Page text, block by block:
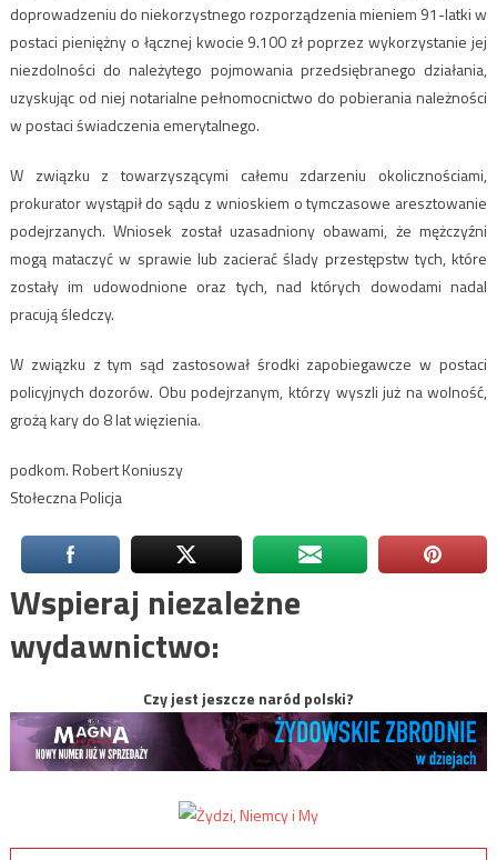
doprowadzeniu do niekorzystnego rozporządzenia mieniem 91-latki w
postaci pieniężny o łącznej kwocie 9.100 zł poprzez wykorzystanie jej
niezdolności do należytego pojmowania przedsiębranego działania,
uzyskując od niej notarialne pełnomocnictwo do pobierania należności
w postaci świadczenia emerytalnego.
W związku z towarzyszącymi całemu zdarzeniu okolicznościami,
prokurator wystąpił do sądu z wnioskiem o tymczasowe aresztowanie
podejrzanych. Wniosek został uzasadniony obawami, że mężczyźni
mogą mataczyć w sprawie lub zacierać ślady przestępstw tych, które
zostały im udowodnione oraz tych, nad których dowodami nadal
pracują śledczy.
W związku z tym sąd zastosował środki zapobiegawcze w postaci
policyjnych dozorów. Obu podejrzanym, którzy wyszli już na wolność,
grożą kary do 8 lat więzienia.
podkom. Robert Koniuszy
Stołeczna Policja
Wspieraj niezależne
wydawnictwo:
Czy jest jeszcze naród polski?